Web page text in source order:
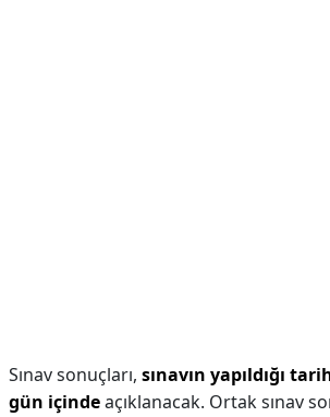
Sınav sonuçları, sınavın yapıldığı
gün içindeaçıklanacak. Ortak sınav